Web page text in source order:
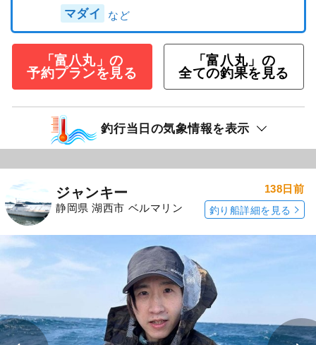
マダイ
「富八丸」の
予約プランを見る
「富八丸」の
全ての釣果を見る
釣行当日の気象情報を表示
ジャンキー
静岡県 湖西市 ベルマリン
138日前
釣り船詳細を見る